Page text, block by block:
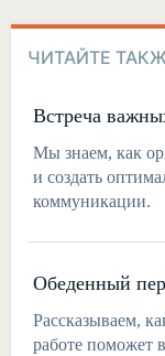
ЧИТАЙТЕ
Встреча
Мы знаем, как
и создать
коммуникации.
Обеденный
Рассказываем,
работе поможет